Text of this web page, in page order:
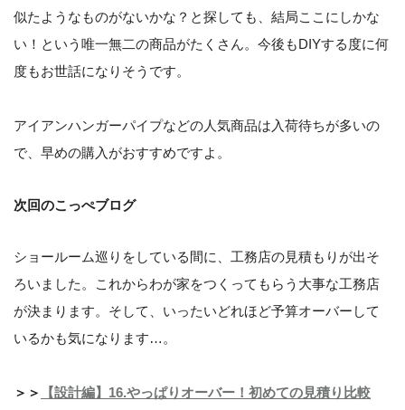
似たようなものがないかな？と探しても、結局ここにしかな
い！という唯一無二の商品がたくさん。今後もDIYする度に何
度もお世話になりそうです。
アイアンハンガーパイプなどの人気商品は入荷待ちが多いの
で、早めの購入がおすすめですよ。
次回のこっぺブログ
ショールーム巡りをしている間に、工務店の見積もりが出そ
ろいました。これからわが家をつくってもらう大事な工務店
が決まります。そして、いったいどれほど予算オーバーして
いるかも気になります…。
＞＞ 【設計編】16.やっぱりオーバー！初めての見積り比較